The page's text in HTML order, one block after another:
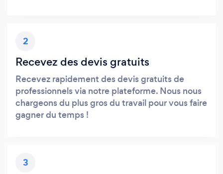
2
Recevez des devis gratuits
Recevez rapidement des devis gratuits de
professionnels via notre plateforme. Nous nous
chargeons du plus gros du travail pour vous faire
gagner du temps !
3